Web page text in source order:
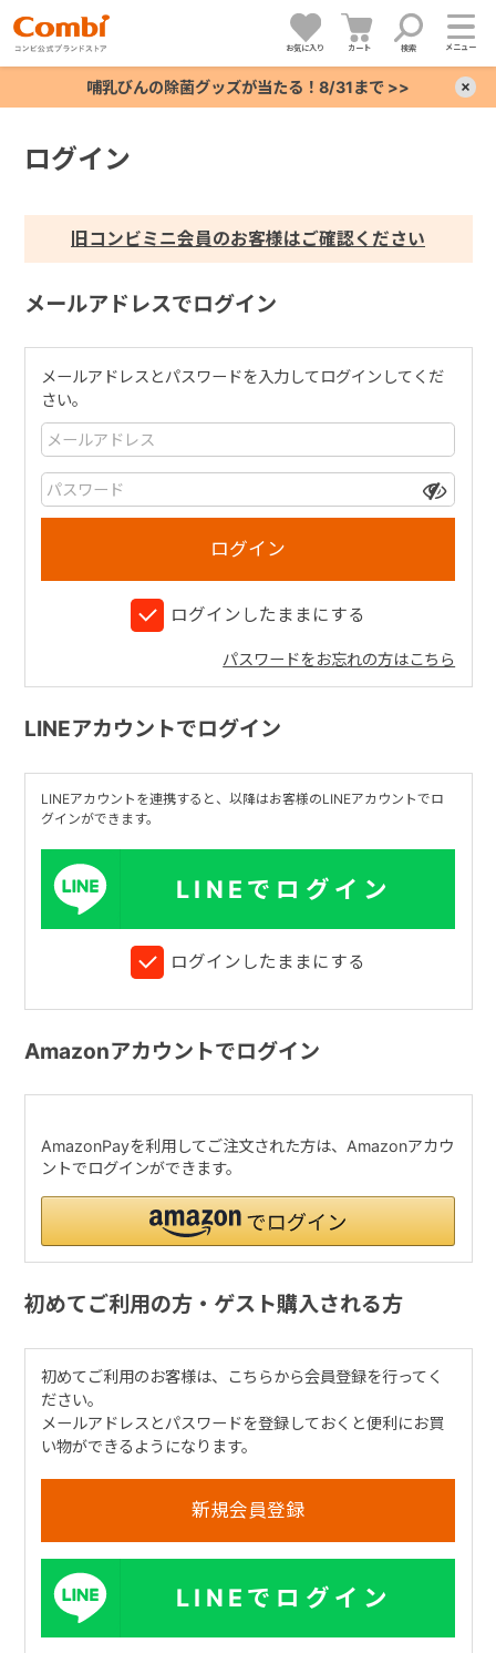
お気に入り カート 検索 メニュー
哺乳びんの除菌グッズが当たる！8/31まで >>
ログイン
旧コンビミニ会員のお客様はご確認ください
メールアドレスでログイン
メールアドレスとパスワードを入力してログインしてくだ
さい。
ログインしたままにする
パスワードをお忘れの方はこちら
LINEアカウントでログイン
LINEアカウントを連携すると、以降はお客様のLINEアカウントでロ
グインができます。
LINEでログイン
ログインしたままにする
Amazonアカウントでログイン
AmazonPayを利用してご注文された方は、Amazonアカウ
ントでログインができます。
初めてご利用の方・ゲスト購入される方
初めてご利用のお客様は、こちらから会員登録を行ってく
ださい。
メールアドレスとパスワードを登録しておくと便利にお買
い物ができるようになります。
LINEでログイン